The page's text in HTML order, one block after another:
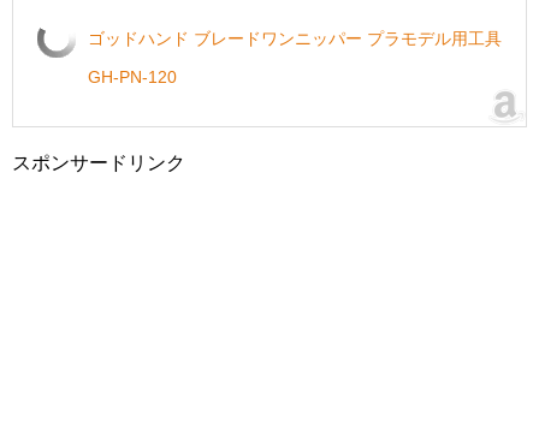
ゴッドハンド ブレードワンニッパー プラモデル用工具
GH-PN-120
スポンサードリンク